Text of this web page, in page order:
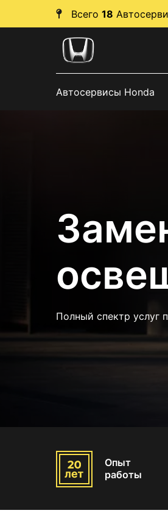
Всего 18
Автосервисы Honda
Полный спектр услуг
Опыт
работы